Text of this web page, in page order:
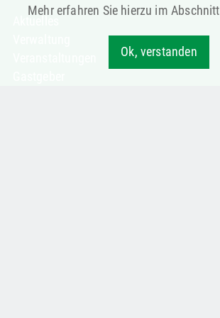
Mehr erfahren Sie hierzu im Abschnitt
Ok, verstanden